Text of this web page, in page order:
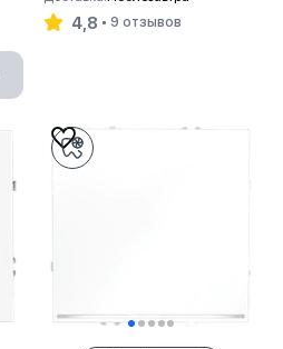
4,8 9 отзывов